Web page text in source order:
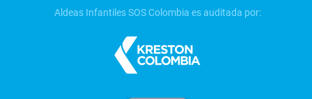
Aldeas Infantiles SOS Colombia es auditada por: